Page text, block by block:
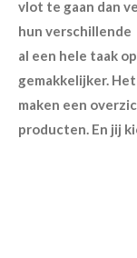
vlot te gaan dan
hun verschillende
al een hele taak
gemakkelijker.
maken een
producten. En jij